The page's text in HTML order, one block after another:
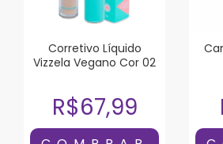
Corretivo Líquido
Vizzela Vegano Cor 02
R$67,99